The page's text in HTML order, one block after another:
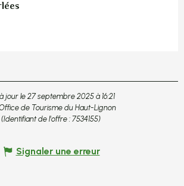
jour le 27 septembre 2025 à 16:21
de Tourisme du Haut-Lignon
(Identifiant de l'offre : 7534155)
Signaler une erreur